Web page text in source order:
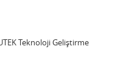
Teknoloji Geliştirme